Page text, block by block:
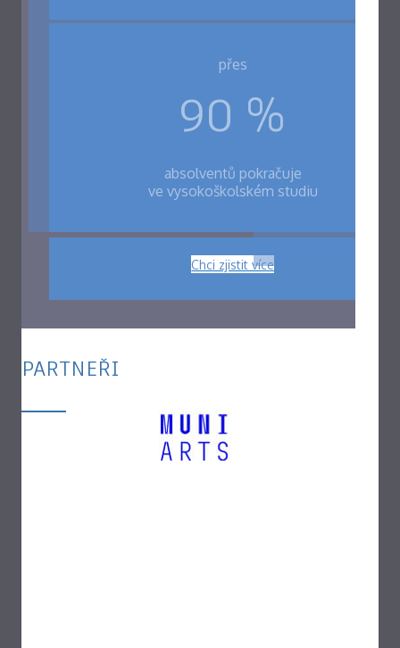
přes
90 %
absolventů pokračuje
ve vysokoškolském studiu
Chci zjistit více
PARTNEŘI